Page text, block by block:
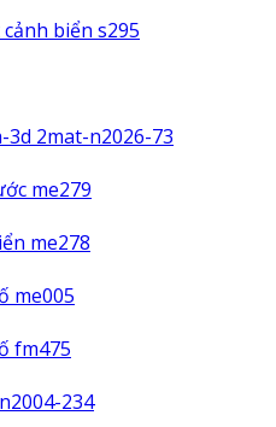
biển s295
2mat-n2026-73
me279
me278
me005
fm475
234